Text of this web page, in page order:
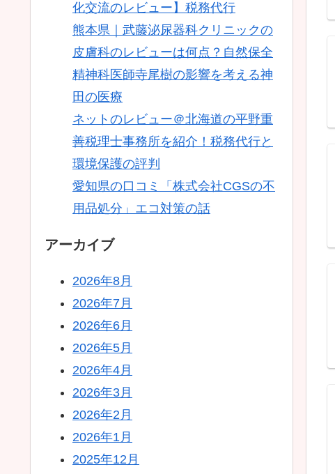
化交流のレビュー】税務代行
熊本県｜武藤泌尿器科クリニックの
皮膚科のレビューは何点？自然保全
精神科医師寺尾樹の影響を考える神
田の医療
ネットのレビュー＠北海道の平野重
善税理士事務所を紹介！税務代行と
環境保護の評判
愛知県の口コミ「株式会社CGSの不
用品処分」エコ対策の話
アーカイブ
2026年8月
2026年7月
2026年6月
2026年5月
2026年4月
2026年3月
2026年2月
2026年1月
2025年12月